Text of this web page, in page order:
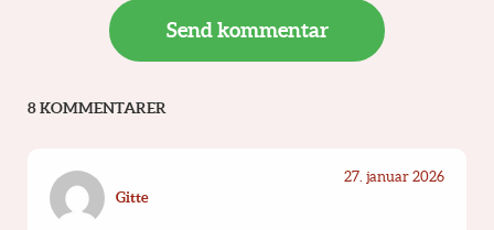
8 KOMMENTARER
Gitte
27. januar 2026